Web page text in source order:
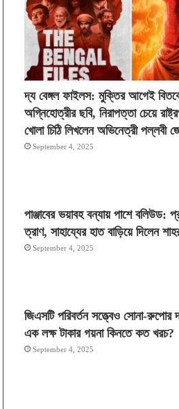
দ্য বেঙ্গল ফাইলস: মুক্তির আগেই
অগ্নিহোত্রীর ছবি, নিরাপত্তা চেয়ে
খোলা চিঠি লিখলেন অভিনেত্রী পল্লবী
September 4, 2025
পাঞ্জাবের ভয়াবহ বন্যায় পাশে বলিউড:
ত্রাণ, সাহায্যের হাত বাড়িয়ে দিলেন
September 4, 2025
জিএসটি পরিবর্তন সত্ত্বেও সোনা-রুপোর
এক লক্ষ টাকার গয়না কিনতে কত খরচ?
September 4, 2025